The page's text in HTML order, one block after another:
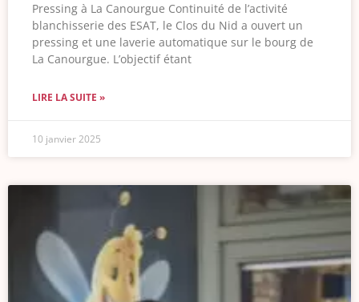
Pressing à La Canourgue Continuité de l’activité
blanchisserie des ESAT, le Clos du Nid a ouvert un
pressing et une laverie automatique sur le bourg de
La Canourgue. L’objectif étant
LIRE LA SUITE »
10 janvier 2025